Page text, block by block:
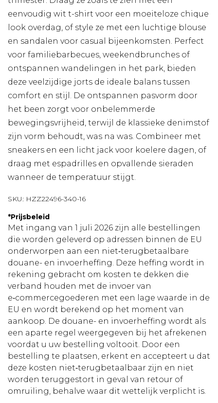
eenvoudig wit t-shirt voor een moeiteloze chique
look overdag, of style ze met een luchtige blouse
en sandalen voor casual bijeenkomsten. Perfect
voor familiebarbecues, weekendbrunches of
ontspannen wandelingen in het park, bieden
deze veelzijdige jorts de ideale balans tussen
comfort en stijl. De ontspannen pasvorm door
het been zorgt voor onbelemmerde
bewegingsvrijheid, terwijl de klassieke denimstof
zijn vorm behoudt, was na was. Combineer met
sneakers en een licht jack voor koelere dagen, of
draag met espadrilles en opvallende sieraden
wanneer de temperatuur stijgt.
SKU: HZZ22496-340-16
*Prijsbeleid
Met ingang van 1 juli 2026 zijn alle bestellingen
die worden geleverd op adressen binnen de EU
onderworpen aan een niet‑terugbetaalbare
douane- en invoerheffing. Deze heffing wordt in
rekening gebracht om kosten te dekken die
verband houden met de invoer van
e‑commercegoederen met een lage waarde in de
EU en wordt berekend op het moment van
aankoop. De douane- en invoerheffing wordt als
een aparte regel weergegeven bij het afrekenen
voordat u uw bestelling voltooit. Door een
bestelling te plaatsen, erkent en accepteert u dat
deze kosten niet‑terugbetaalbaar zijn en niet
worden teruggestort in geval van retour of
omruiling, behalve waar dit wettelijk verplicht is.